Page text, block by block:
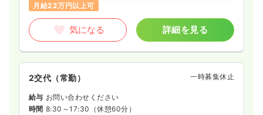
月給22万円以上可
気になる 詳細を見る
2交代（常勤） 一時募集休止
給与 お問い合わせください
時間 8:30～17:30 （休憩60分）